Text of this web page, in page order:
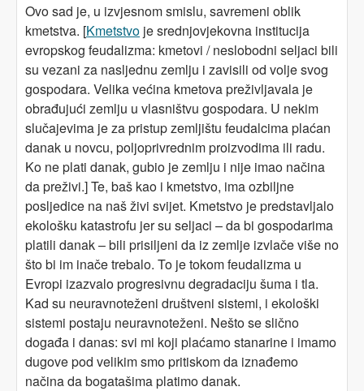
Ovo sad je, u izvjesnom smislu, savremeni oblik
kmetstva. [Kmetstvo je srednjovjekovna institucija
evropskog feudalizma: kmetovi / neslobodni seljaci bili
su vezani za nasljednu zemlju i zavisili od volje svog
gospodara. Velika većina kmetova preživljavala je
obrađujući zemlju u vlasništvu gospodara. U nekim
slučajevima je za pristup zemljištu feudalcima plaćan
danak u novcu, poljoprivrednim proizvodima ili radu.
Ko ne plati danak, gubio je zemlju i nije imao načina
da preživi.] Te, baš kao i kmetstvo, ima ozbiljne
posljedice na naš živi svijet. Kmetstvo je predstavljalo
ekološku katastrofu jer su seljaci – da bi gospodarima
platili danak – bili prisiljeni da iz zemlje izvlače više no
što bi im inače trebalo. To je tokom feudalizma u
Evropi izazvalo progresivnu degradaciju šuma i tla.
Kad su neuravnoteženi društveni sistemi, i ekološki
sistemi postaju neuravnoteženi. Nešto se slično
događa i danas: svi mi koji plaćamo stanarine i imamo
dugove pod velikim smo pritiskom da iznađemo
načina da bogatašima platimo danak.